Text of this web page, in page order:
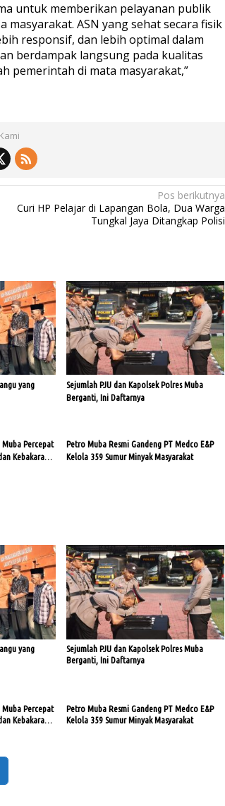
untuk memberikan pelayanan publik
ASN yang sehat secara fisik
responsif, dan lebih optimal dalam
berdampak langsung pada kualitas
pemerintah di mata masyarakat,”
Pos berikutnya
Curi HP Pelajar di Lapangan Bola, Dua Warga
Tungkal Jaya Ditangkap Polisi
yang
Sejumlah PJU dan Kapolsek Polres Muba
Berganti, Ini Daftarnya
Percepat
Kebakaran
Petro Muba Resmi Gandeng PT Medco E&P
Kelola 359 Sumur Minyak Masyarakat
yang
Sejumlah PJU dan Kapolsek Polres Muba
Berganti, Ini Daftarnya
Percepat
Kebakaran
Petro Muba Resmi Gandeng PT Medco E&P
Kelola 359 Sumur Minyak Masyarakat